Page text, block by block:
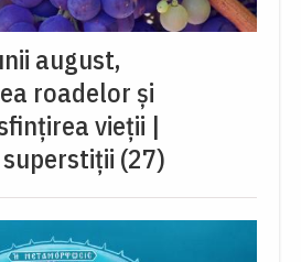
august,
roadelor și
vieții |
(27)